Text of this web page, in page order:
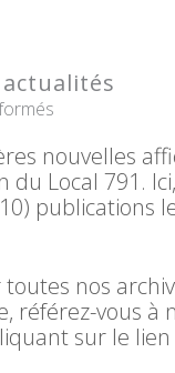
nouvelles
du Local 791.
publications
nos
référez-vous à
sur le lien